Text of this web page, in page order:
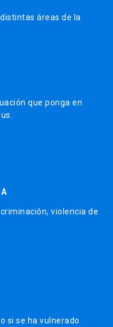
áreas de la
que ponga en
violencia de
si se ha vulnerado